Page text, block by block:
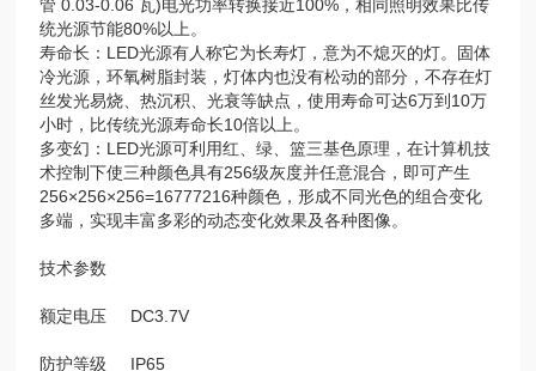
管 0.03-0.06 瓦)电光功率转换接近100%，相同照明效果比传
统光源节能80%以上。
寿命长：LED光源有人称它为长寿灯，意为不熄灭的灯。固体
冷光源，环氧树脂封装，灯体内也没有松动的部分，不存在灯
丝发光易烧、热沉积、光衰等缺点，使用寿命可达6万到10万
小时，比传统光源寿命长10倍以上。
多变幻：LED光源可利用红、绿、篮三基色原理，在计算机技
术控制下使三种颜色具有256级灰度并任意混合，即可产生
256×256×256=16777216种颜色，形成不同光色的组合变化
多端，实现丰富多彩的动态变化效果及各种图像。
技术参数
额定电压 DC3.7V
防护等级 IP65